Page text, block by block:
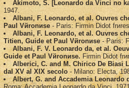
Akimoto, S. [Leonardo da Vinci no
1947.
Albani, F. Leonardo, et al. Оuvres
Paul Vйronиse - Paris: Firmin Didot
Albani, F. Leonardo, et al. Оuvres
Titien, Guide et Paul Vйronиse- Paris:
Albani, F. V. Leonardo da, et al.
Guide et Paul Vйronиse. Firmin Didot
Alberici, C. and M. Chirico De Biasi
dal XV al XIX secolo - Milano: Electa,
Albert, G. and Accademia